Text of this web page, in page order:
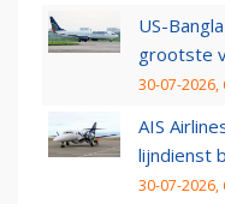
US-
grootste
30-07-2026,
AIS
lijndienst
30-07-2026,